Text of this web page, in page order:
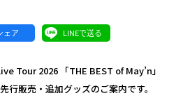
Tour 2026 「THE BEST of May’n」
行販売・追加グッズのご案内です。